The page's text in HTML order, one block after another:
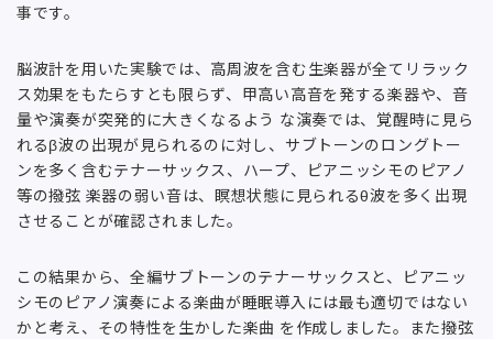
事です。
脳波計を用いた実験では、高周波を含む生楽器が全てリラック
ス効果をもたらすとも限らず、甲高い高音を発する楽器や、音
量や演奏が突発的に大きくなるよう な演奏では、覚醒時に見ら
れるβ波の出現が見られるのに対し、サブトーンのロングトー
ンを多く含むテナーサックス、ハープ、ピアニッシモのピアノ
等の撥弦 楽器の弱い音は、瞑想状態に見られるθ波を多く出現
させることが確認されました。
この結果から、全編サブトーンのテナーサックスと、ピアニッ
シモのピアノ演奏による楽曲が睡眠導入には最も適切ではない
かと考え、その特性を生かした楽曲 を作成しました。また撥弦